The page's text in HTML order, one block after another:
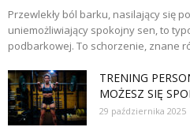
Przewlekły ból barku, nasilający się
uniemożliwiający spokojny sen, to
podbarkowej. To schorzenie, znane
TRENING
MOŻESZ SIĘ
29 października 2025